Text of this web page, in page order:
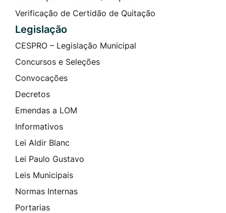
Verificação de Certidão de Quitação
Legislação
CESPRO – Legislação Municipal
Concursos e Seleções
Convocações
Decretos
Emendas a LOM
Informativos
Lei Aldir Blanc
Lei Paulo Gustavo
Leis Municipais
Normas Internas
Portarias